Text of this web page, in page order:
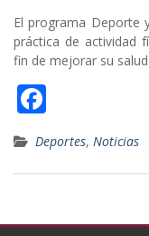
El programa Deporte
práctica de actividad
fin de mejorar su
ac
e
b
o
Deportes, Noticias